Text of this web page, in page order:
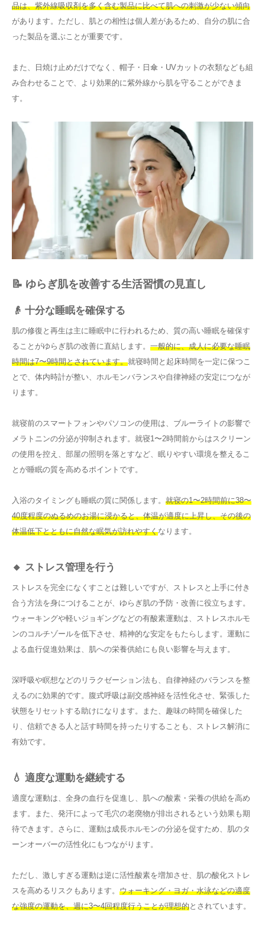
品は、紫外線吸収剤を多く含む製品に比べて肌への刺激が少ない傾向
があります。ただし、肌との相性は個人差があるため、自分の肌に合
った製品を選ぶことが重要です。
また、日焼け止めだけでなく、帽子・日傘・UVカットの衣類なども組
み合わせることで、より効果的に紫外線から肌を守ることができま
す。
📝 ゆらぎ肌を改善する生活習慣の見直し
👴 十分な睡眠を確保する
肌の修復と再生は主に睡眠中に行われるため、質の高い睡眠を確保す
ることがゆらぎ肌の改善に直結します。 一般的に、成人に必要な睡眠
時間は7〜9時間とされています。就寝時間と起床時間を一定に保つこ
とで、体内時計が整い、ホルモンバランスや自律神経の安定につなが
ります。
就寝前のスマートフォンやパソコンの使用は、ブルーライトの影響で
メラトニンの分泌が抑制されます。就寝1〜2時間前からはスクリーン
の使用を控え、部屋の照明を落とすなど、眠りやすい環境を整えるこ
とが睡眠の質を高めるポイントです。
入浴のタイミングも睡眠の質に関係します。 就寝の1〜2時間前に38〜
40度程度のぬるめのお湯に浸かると、体温が適度に上昇し、その後の
体温低下とともに自然な眠気が訪れやすくなります。
🔸 ストレス管理を行う
ストレスを完全になくすことは難しいですが、ストレスと上手に付き
合う方法を身につけることが、ゆらぎ肌の予防・改善に役立ちます。
ウォーキングや軽いジョギングなどの有酸素運動は、ストレスホルモ
ンのコルチゾールを低下させ、精神的な安定をもたらします。運動に
よる血行促進効果は、肌への栄養供給にも良い影響を与えます。
深呼吸や瞑想などのリラクゼーション法も、自律神経のバランスを整
えるのに効果的です。腹式呼吸は副交感神経を活性化させ、緊張した
状態をリセットする助けになります。また、趣味の時間を確保した
り、信頼できる人と話す時間を持ったりすることも、ストレス解消に
有効です。
💧 適度な運動を継続する
適度な運動は、全身の血行を促進し、肌への酸素・栄養の供給を高め
ます。また、発汗によって毛穴の老廃物が排出されるという効果も期
待できます。さらに、運動は成長ホルモンの分泌を促すため、肌のタ
ーンオーバーの活性化にもつながります。
ただし、激しすぎる運動は逆に活性酸素を増加させ、肌の酸化ストレ
スを高めるリスクもあります。 ウォーキング・ヨガ・水泳などの適度
な強度の運動を、週に3〜4回程度行うことが理想的とされています。